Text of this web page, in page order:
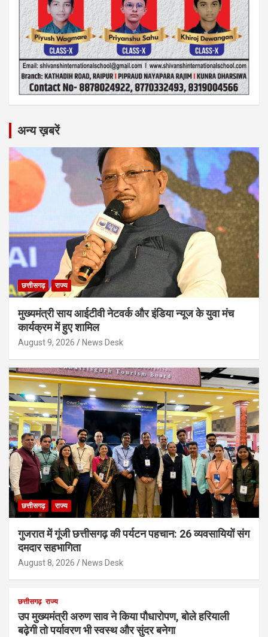
अन्य ख़बरें
छत्तीसगढ़ राज्य
मुख्यमंत्री साय आईटीवी नेटवर्क और इंडिया न्यूज के युवा मंच
कार्यक्रम में हुए शामिल
August 9, 2026 News Desk
छत्तीसगढ़ राज्य
गुजरात में गूंजी छत्तीसगढ़ की पर्यटन पहचान: 26 व्यवसायियों संग
दमदार सहभागिता
August 8, 2026 News Desk
छत्तीसगढ़ राज्य
उप मुख्यमंत्री अरुण साव ने किया पौधारोपण, बोले हरियाली
बढ़ेगी तो पर्यावरण भी स्वस्थ और सुंदर बनेगा